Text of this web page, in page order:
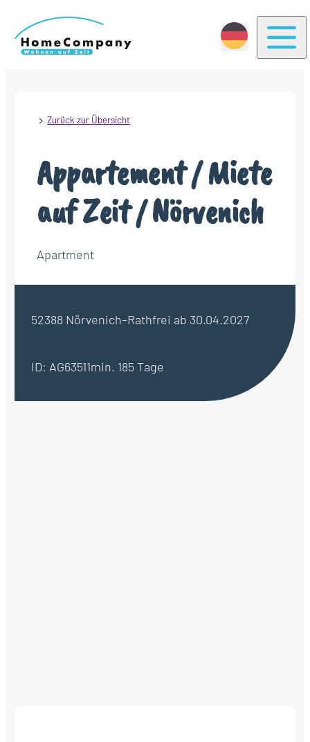
Zurück zur Übersicht
Appartement / Miete
auf Zeit / Nörvenich
Apartment
52388 Nörvenich–Rathfrei ab 30.04.2027
ID: AG63511min. 185 Tage